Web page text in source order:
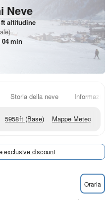
Neve
ft altitudine
04min
Storia della neve
5958ft (Base) Mappe Meteo
exclusive discount
Oraria